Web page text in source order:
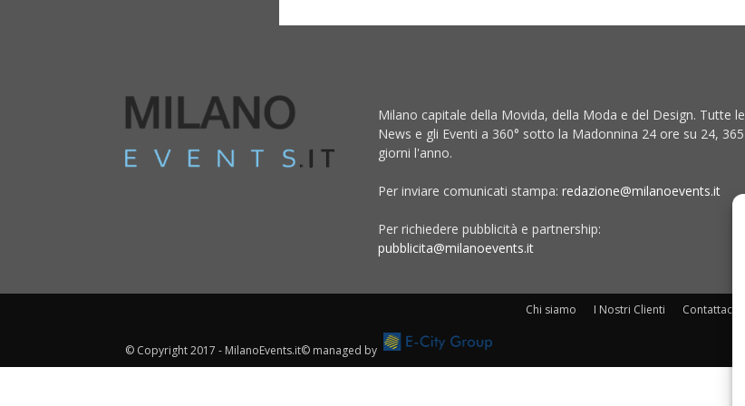
Milano capitale della Movida, della Moda e del Design. Tutte le
News e gli Eventi a 360° sotto la Madonnina 24 ore su 24, 365
giorni l'anno.
Per inviare comunicati stampa: redazione@milanoevents.it
Per richiedere pubblicità e partnership:
pubblicita@milanoevents.it
Chi siamo I Nostri Clienti Contattaci
© Copyright 2017 - MilanoEvents.it© managed by